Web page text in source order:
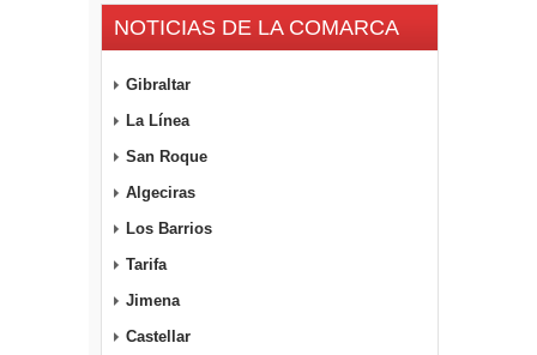
NOTICIAS DE LA COMARCA
Gibraltar
La Línea
San Roque
Algeciras
Los Barrios
Tarifa
Jimena
Castellar